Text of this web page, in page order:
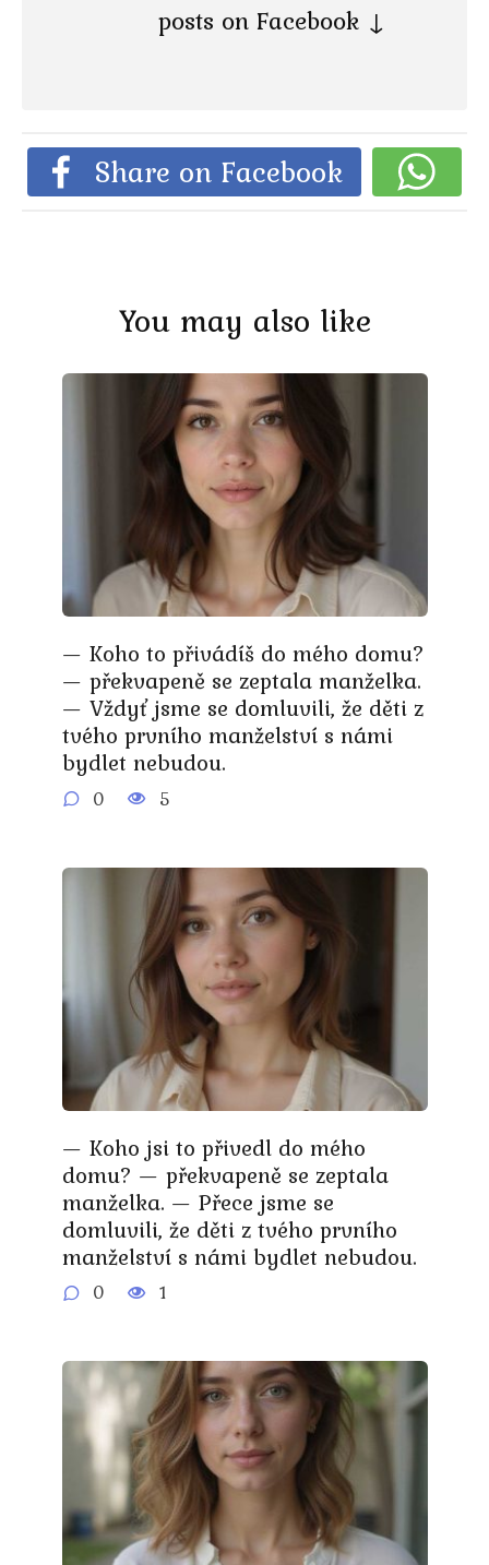
posts on Facebook ↓
Share on Facebook
You may also like
— Koho to přivádíš do mého domu?
— překvapeně se zeptala manželka.
— Vždyť jsme se domluvili, že děti z
tvého prvního manželství s námi
bydlet nebudou.
0 5
— Koho jsi to přivedl do mého
domu? — překvapeně se zeptala
manželka. — Přece jsme se
domluvili, že děti z tvého prvního
manželství s námi bydlet nebudou.
0 1